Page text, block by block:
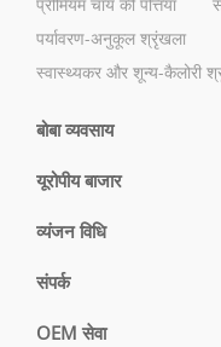
पर्यावरण-अनुकूल श्रृंखला
स्वास्थ्यकर और शून्य-कैलोरी
बोबा व्यवसाय
यूरोपीय बाजार
व्यंजन विधि
संपर्क
OEM सेवा